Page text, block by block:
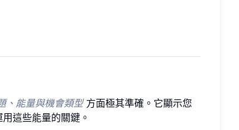
、能量與機會類型方面極其準確。它顯示您
這些能量的關鍵。